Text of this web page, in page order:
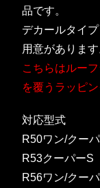
品です。
デカールタイ
用意があります
こちらはルー
を覆うラッピ
対応型式
R50ワン/クー
R53クーパーS
R56ワン/クー